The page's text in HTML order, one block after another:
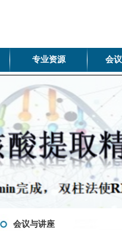
专业资源 会
会议与讲座